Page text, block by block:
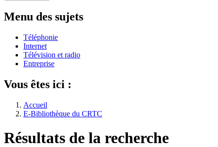
Menu des sujets
Téléphonie
Internet
Télévision et radio
Entreprise
Vous êtes ici :
Accueil
E-Bibliothèque du CRTC
Résultats de la recherche